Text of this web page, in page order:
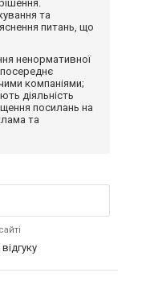
та
питань, що
ненормативної
компаніями;
діяльність
посилань на
та